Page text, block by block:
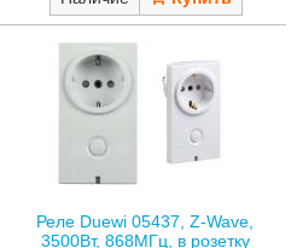
Реле Duewi 05437, Z-Wave,
3500Вт, 868МГц, в розетку